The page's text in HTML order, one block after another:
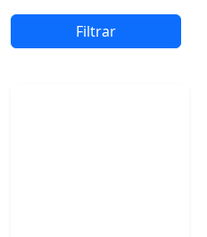
Filtrar